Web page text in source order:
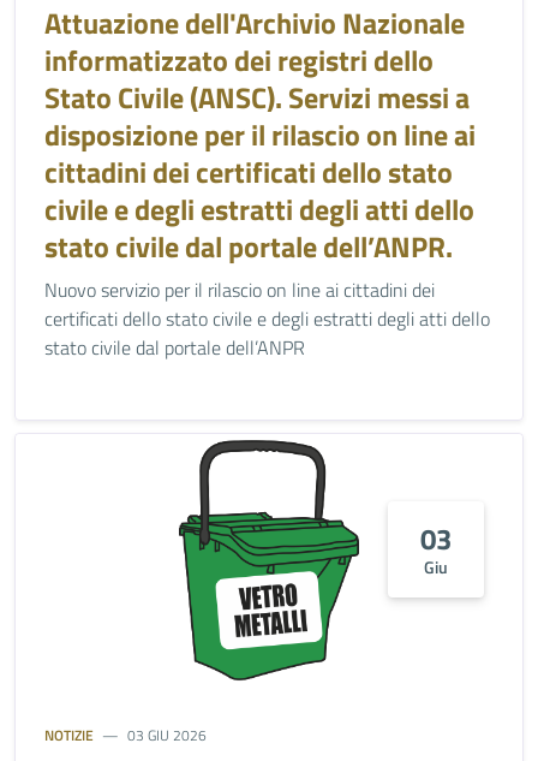
Attuazione dell'Archivio Nazionale
informatizzato dei registri dello
Stato Civile (ANSC). Servizi messi a
disposizione per il rilascio on line ai
cittadini dei certificati dello stato
civile e degli estratti degli atti dello
stato civile dal portale dell’ANPR.
Nuovo servizio per il rilascio on line ai cittadini dei
certificati dello stato civile e degli estratti degli atti dello
stato civile dal portale dell’ANPR
03
Giu
NOTIZIE 03 GIU 2026